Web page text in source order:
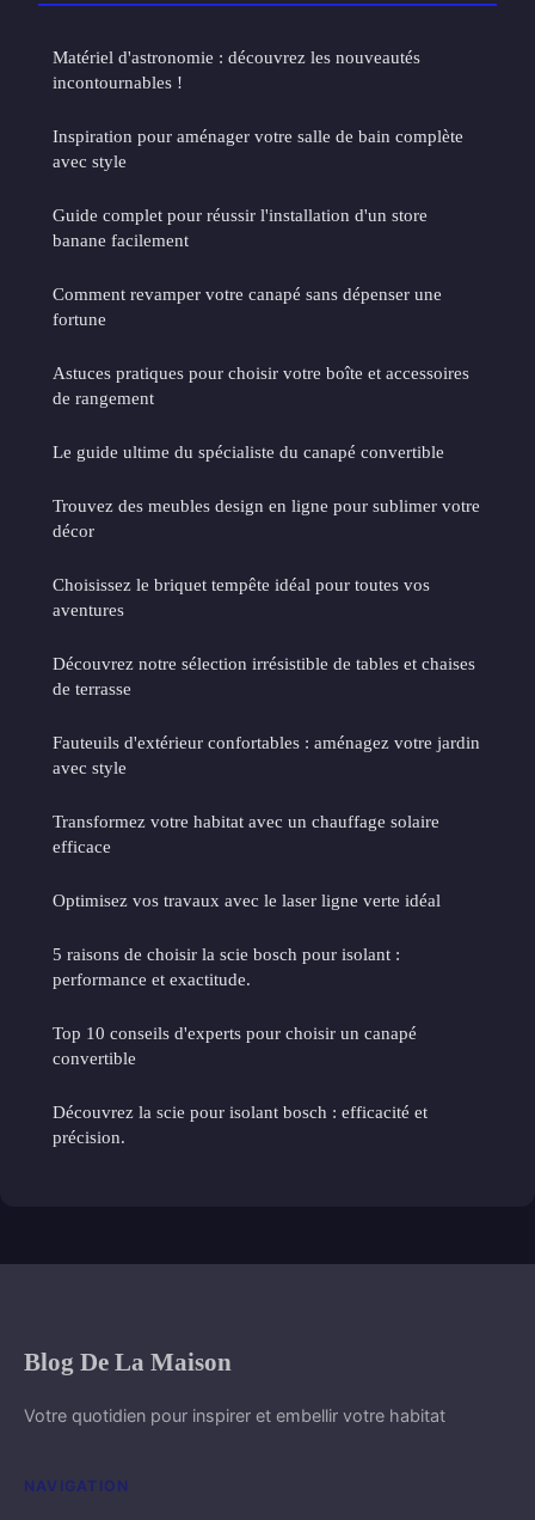
Matériel d'astronomie : découvrez les nouveautés
incontournables !
Inspiration pour aménager votre salle de bain complète
avec style
Guide complet pour réussir l'installation d'un store
banane facilement
Comment revamper votre canapé sans dépenser une
fortune
Astuces pratiques pour choisir votre boîte et accessoires
de rangement
Le guide ultime du spécialiste du canapé convertible
Trouvez des meubles design en ligne pour sublimer votre
décor
Choisissez le briquet tempête idéal pour toutes vos
aventures
Découvrez notre sélection irrésistible de tables et chaises
de terrasse
Fauteuils d'extérieur confortables : aménagez votre jardin
avec style
Transformez votre habitat avec un chauffage solaire
efficace
Optimisez vos travaux avec le laser ligne verte idéal
5 raisons de choisir la scie bosch pour isolant :
performance et exactitude.
Top 10 conseils d'experts pour choisir un canapé
convertible
Découvrez la scie pour isolant bosch : efficacité et
précision.
Blog De La Maison
Votre quotidien pour inspirer et embellir votre habitat
NAVIGATION